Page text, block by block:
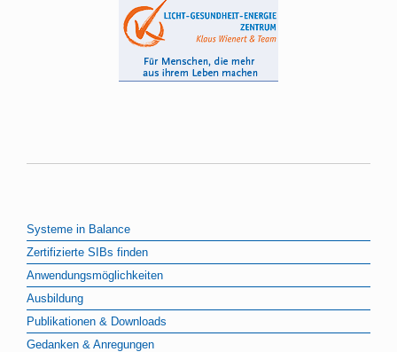
Systeme in Balance
Zertifizierte SIBs finden
Anwendungsmöglichkeiten
Ausbildung
Publikationen & Downloads
Gedanken & Anregungen